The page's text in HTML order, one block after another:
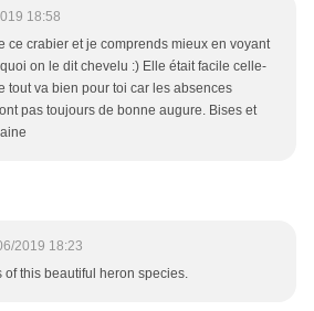
18:58
ce crabier et je comprends mieux en voyant
on le dit chevelu :) Elle était facile celle-
tout va bien pour toi car les absences
pas toujours de bonne augure. Bises et
2019 18:23
of this beautiful heron species.